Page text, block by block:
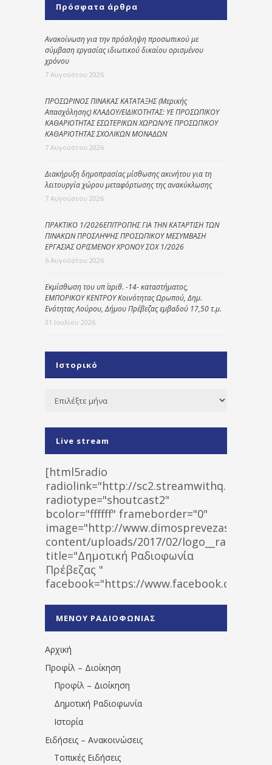
Πρόσφατα άρθρα
Ανακοίνωση για την πρόσληψη προσωπικού με
σύμβαση εργασίας ιδιωτικού δικαίου ορισμένου
χρόνου
7 Αυγούστου 2026
ΠΡΟΣΩΡΙΝΟΣ ΠΙΝΑΚΑΣ ΚΑΤΑΤΑΞΗΣ (Μερικής
Απασχόλησης) ΚΛΑΔΟΥ/ΕΙΔΙΚΟΤΗΤΑΣ: ΥΕ ΠΡΟΣΩΠΙΚΟΥ
ΚΑΘΑΡΙΟΤΗΤΑΣ ΕΣΩΤΕΡΙΚΩΝ ΧΩΡΩΝ/ΥΕ ΠΡΟΣΩΠΙΚΟΥ
ΚΑΘΑΡΙΟΤΗΤΑΣ ΣΧΟΛΙΚΩΝ ΜΟΝΑΔΩΝ
7 Αυγούστου 2026
Διακήρυξη δημοπρασίας μίσθωσης ακινήτου για τη
λειτουργία χώρου μεταφόρτωσης της ανακύκλωσης
7 Αυγούστου 2026
ΠΡΑΚΤΙΚΟ 1/2026ΕΠΙΤΡΟΠΗΣ ΓΙΑ ΤΗΝ ΚΑΤΑΡΤΙΣΗ ΤΩΝ
ΠΙΝΑΚΩΝ ΠΡΟΣΛΗΨΗΣ ΠΡΟΣΩΠΙΚΟΥ ΜΕΣΥΜΒΑΣΗ
ΕΡΓΑΣΙΑΣ ΟΡΙΣΜΕΝΟΥ ΧΡΟΝΟΥ ΣΟΧ 1/2026
6 Αυγούστου 2026
Εκμίσθωση του υπ΄ αριθ. -14- καταστήματος,
ΕΜΠΟΡΙΚΟΥ ΚΕΝΤΡΟΥ Κοινότητας Ωρωπού, Δημ.
Ενότητας Λούρου, Δήμου Πρέβεζας εμβαδού 17,50 τ.μ.
31 Ιουλίου 2026
Ιστορικό
Ιστορικό
Live stream
[html5radio
radiolink="http://
radiotype="shoutcast2"
bcolor="ffffff" frameborder="0"
image="http://www.dimosprevezas.gr/wp-
content/uploads/2017/02/
title="Δημοτική Ραδιοφωνία
Πρέβεζας "
facebook="https://www.facebook.com/
1531194763766854/" artist="" ]
ΜΕΝΟΥ ΡΑΔΙΟΦΩΝΙΑΣ
Αρχική
Προφίλ – Διοίκηση
Προφίλ – Διοίκηση
Δημοτική Ραδιοφωνία
Ιστορία
Ειδήσεις – Ανακοινώσεις
Τοπικές Ειδήσεις